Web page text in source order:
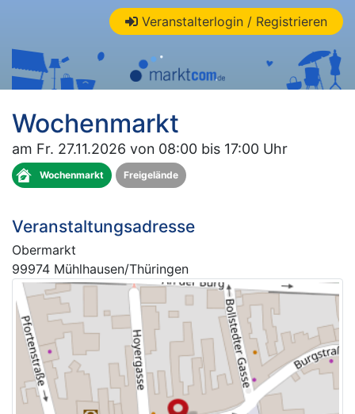
Veranstalterlogin / Registrieren
Wochenmarkt
am Fr. 27.11.2026 von 08:00 bis 17:00 Uhr
Wochenmarkt Freigelände
Veranstaltungsadresse
Obermarkt
99974 Mühlhausen/Thüringen